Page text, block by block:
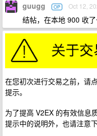
guugg OP Oct 12,
结帖，在本地 900 收
在您初次进行交易之前，请
提示。
为了提高 V2EX 的有效信息
提示中的说明外，也请注意